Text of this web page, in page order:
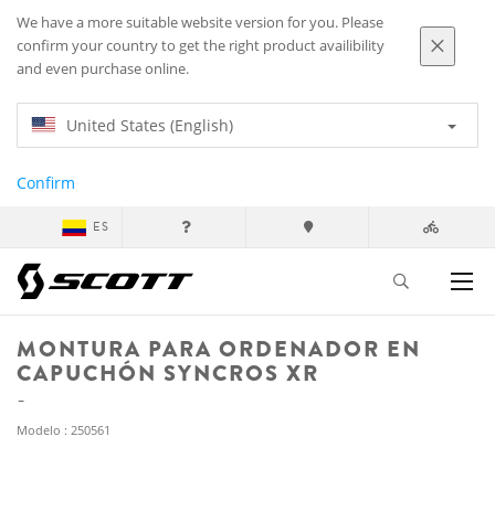
We have a more suitable website version for you. Please
confirm your country to get the right product availibility
and even purchase online.
United States (English)
Confirm
ES
MONTURA PARA ORDENADOR EN
CAPUCHÓN SYNCROS XR
Modelo : 250561